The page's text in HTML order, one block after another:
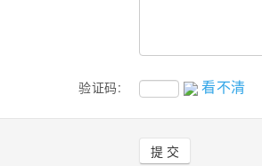
验证码: 看不清